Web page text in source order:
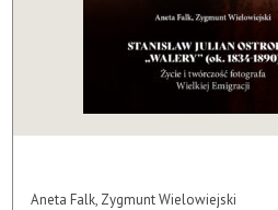
Aneta Falk, Zygmunt Wielowiejski